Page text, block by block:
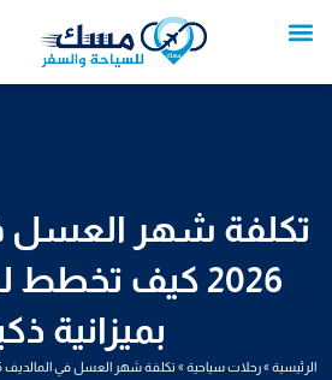
إلى
تكلفة شهر العسل
2026 كيف تخطط
بميزانية
الرئيسية»رحلات سياحية»